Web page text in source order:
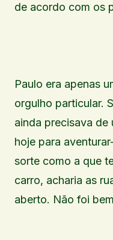
de acordo com os
Paulo era apenas
orgulho particular.
ainda precisava de
hoje para
sorte como a que
carro, acharia as
aberto. Não foi